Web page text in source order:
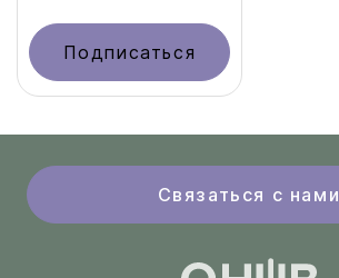
Подписаться
Связаться с нами